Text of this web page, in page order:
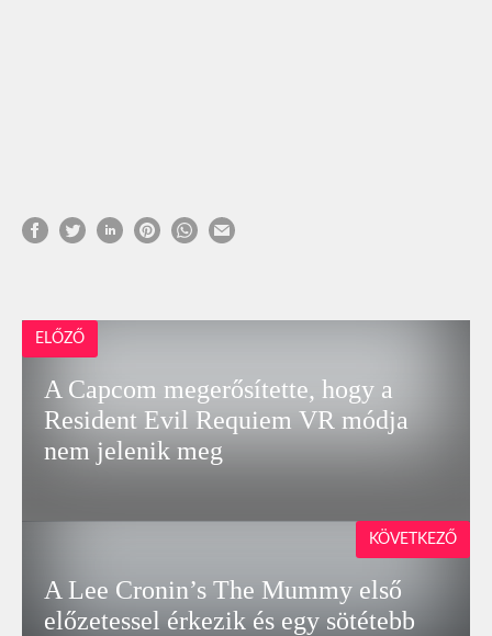
ELŐZŐ
A Capcom megerősítette, hogy a
Resident Evil Requiem VR módja
nem jelenik meg
A Lee Cronin’s The Mummy első
előzetessel érkezik és egy sötétebb
KÖVETKEZŐ